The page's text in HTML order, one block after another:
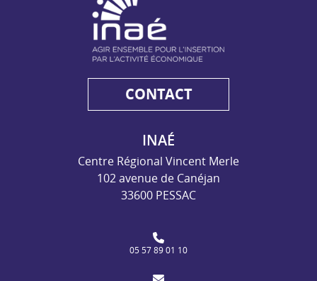
CONTACT
INAÉ
Centre Régional Vincent Merle
102 avenue de Canéjan
33600 PESSAC
05 57 89 01 10